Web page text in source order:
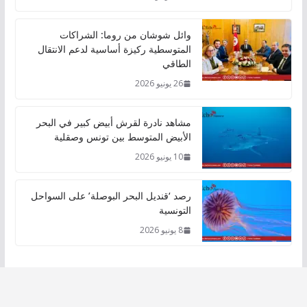
وائل شوشان من روما: الشراكات
المتوسطية ركيزة أساسية لدعم الانتقال
الطاقي
26 يونيو 2026
مشاهد نادرة لقرش أبيض كبير في البحر
الأبيض المتوسط بين تونس وصقلية
10 يونيو 2026
رصد ‘قنديل البحر البوصلة’ على السواحل
التونسية
8 يونيو 2026